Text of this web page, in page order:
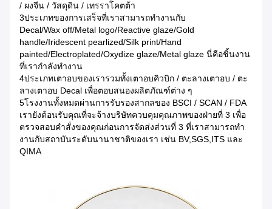
/ ผงจีน / วัสดุดิน / เทรราโคตต้า
3ประเภทของการเสร็จที่เราสามารถทํางานกับ
Decal/Wax off/Metal logo/Reactive glaze/Gold
handle/Iridescent pearlized/Silk print/Hand
painted/Electroplated/Oxydize glaze/Metal glaze นี่คือชิ้นงาน
ที่เรากําลังทํางาน
4ประเภทเตาอบของเรารวมทั้งเตาอบคิวบิก / ตะลางเตาอบ / ตะ
ลางเตาอบ Decal เพื่อตอบสนองผลิตภัณฑ์ต่าง ๆ
5โรงงานทั้งหมดผ่านการรับรองสากลของ BSCI / SCAN / FDA
เรายังต้อนรับคุณที่จะจ้างบริษัทควบคุมคุณภาพของฝ่ายที่ 3 เพื่อ
ตรวจสอบคําสั่งของคุณก่อนการจัดส่งส่วนที่ 3 ที่เราสามารถทํา
งานกับสถาบันระดับนานาชาติของเรา เช่น BV,SGS,ITS และ
QIMA